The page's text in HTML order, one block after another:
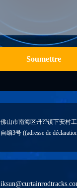
Soumettre
佛山市南海区丹??镇下安村
自编3号 ((adresse de